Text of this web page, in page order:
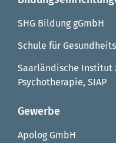
SHG Bildung gGmbH
Schule für
Saarländische Institut
Psychotherapie, SIAP
Gewerbe
Apolog GmbH